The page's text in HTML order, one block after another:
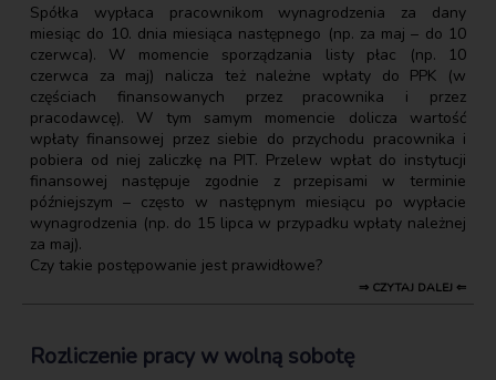
Spółka wypłaca pracownikom wynagrodzenia za dany
miesiąc do 10. dnia miesiąca następnego (np. za maj – do 10
czerwca). W momencie sporządzania listy płac (np. 10
czerwca za maj) nalicza też należne wpłaty do PPK (w
częściach finansowanych przez pracownika i przez
pracodawcę). W tym samym momencie dolicza wartość
wpłaty finansowej przez siebie do przychodu pracownika i
pobiera od niej zaliczkę na PIT. Przelew wpłat do instytucji
finansowej następuje zgodnie z przepisami w terminie
późniejszym – często w następnym miesiącu po wypłacie
wynagrodzenia (np. do 15 lipca w przypadku wpłaty należnej
za maj).
Czy takie postępowanie jest prawidłowe?
⇒ CZYTAJ DALEJ ⇐
Rozliczenie pracy w wolną sobotę